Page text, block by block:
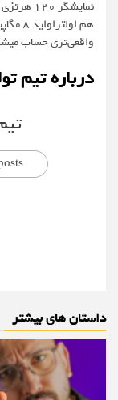
واقعی‌تری حساب
درباره تیم
داستان های بیشتر